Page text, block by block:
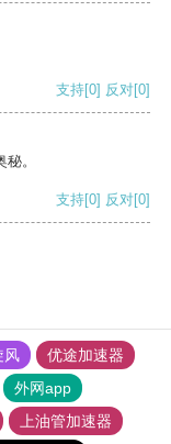
支持[0] 反对[0]
。
支持[0] 反对[0]
风
优途加速器
外网app
上油管加速器